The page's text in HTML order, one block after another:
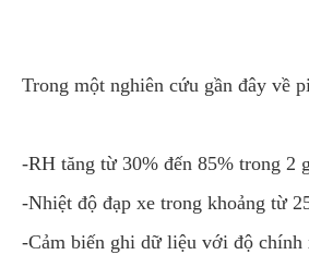
Trong một nghiên cứu gần đây về
-RH tăng từ 30% đến 85% trong 2
-Nhiệt độ đạp xe trong khoảng từ
-Cảm biến ghi dữ liệu với độ chính